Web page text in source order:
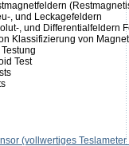
, und Leckagefeldern
, und Differentialfeldern
Klassifizierung von
Test
(vollwertiges Teslameter